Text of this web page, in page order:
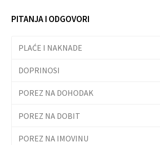
PITANJA I ODGOVORI
PLAĆE I NAKNADE
DOPRINOSI
POREZ NA DOHODAK
POREZ NA DOBIT
POREZ NA IMOVINU